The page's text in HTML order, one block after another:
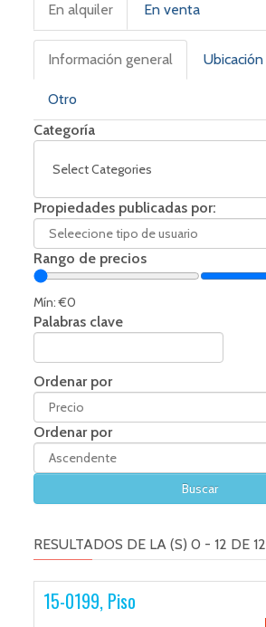
En alquiler En venta
Información general Ubicación
Otro
Categoría
Select Categories
Propiedades publicadas por:
Rango de precios
Mín: €0
Palabras clave
Ordenar por
Ordenar por
RESULTADOS DE LA (S) 0 - 12 DE 12
15-0199, Piso